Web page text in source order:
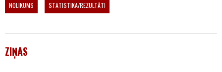
NOLIKUMS STATISTIKA/REZULTĀTI
ZIŅAS